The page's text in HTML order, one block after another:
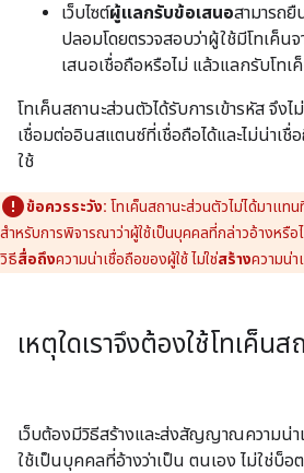
เว็บไซต์ผู้แลกรับข้อเสนอสามารถ
ปลอมโดยตรวจสอบว่าผู้ใช้มีโทเค็
เสนอเชื่อถือหรือไม่ แล้วแลกรับโทเ
โทเค็นสถานะส่วนตัวได้รับการเข้ารหัส จึง
เชื่อมต่ออินสแตนซ์ที่เชื่อถือได้และไม่น่าเ
ใช้
ข้อควรระวัง: โทเค็นสถานะส่วนตัวไม่ได้มาแท
สำหรับการพิจารณาว่าผู้ใช้เป็นบุคคลที่กล่าวอ้างหรื
วิธีสื่อถึงความน่าเชื่อถือของผู้ใช้ ไม่ใช่สร้างความน่า
เหตุใดเราจึงต้องใช้โทเค็น
เว็บต้องมีวิธีสร้างและส่งสัญญาณความน่า
ใช้เป็นบุคคลที่อ้างว่าเป็น ตนเอง ไม่ใช่บ็